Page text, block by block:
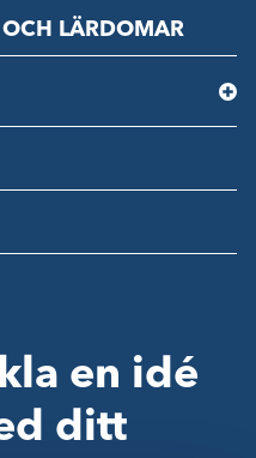
OCH LÄRDOMAR
en idé
ditt